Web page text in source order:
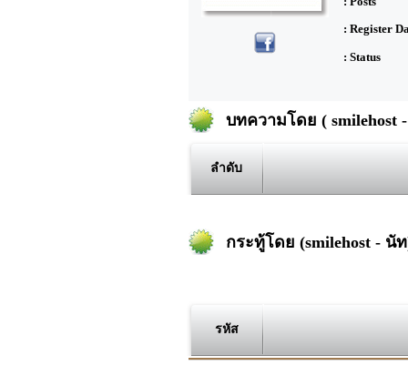
: Register
: Status
บทความโดย ( smilehost
ลำดับ
กระทู้โดย (smilehost - นั
รหัส